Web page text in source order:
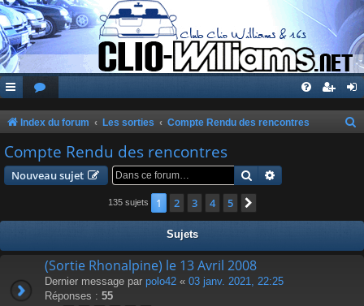
Index du forum Les sorties Compte Rendu des rencontres
c
Compte Rendu des rencontres
Nouveau sujet Rechercher
135 sujets 1 2 3 4 5
Sujets
(Sortie Rhonalpine) le 13 Avril 2008
Dernier message par polo42 « 03 janv. 2021, 22:25
Réponses : 55